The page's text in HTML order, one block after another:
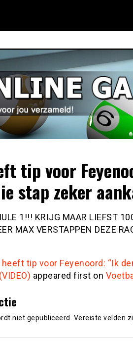
tip voor
stap zeker
1!!! KRIJG MAAR LIEFST
MAX VERSTAPPEN DEZE
heeft tip voor Feyenoord: “Ik
appeared first on
niet gepubliceerd. Vereiste velden